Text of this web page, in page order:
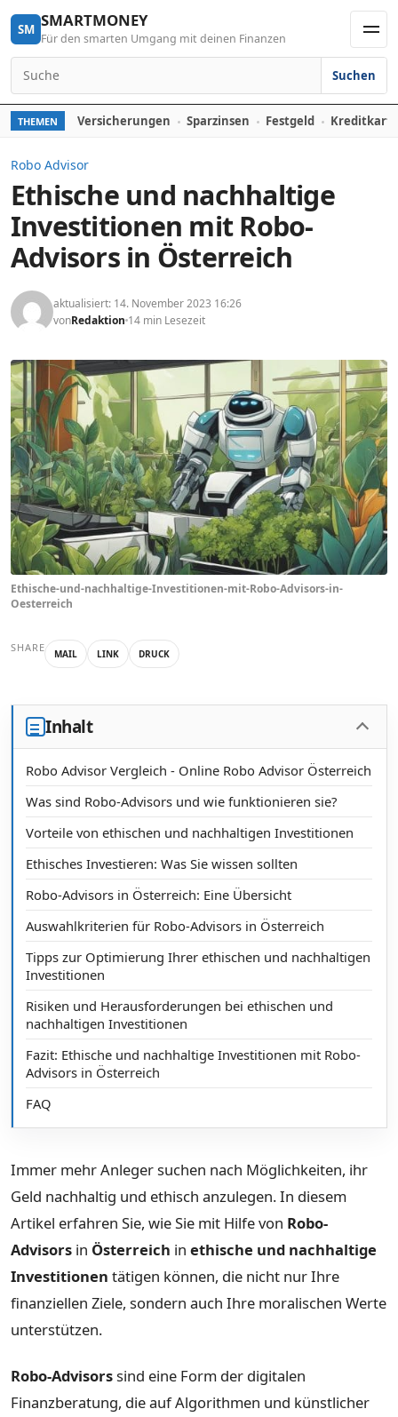
Skip to content
SM SMARTMONEY
Für den smarten Umgang mit deinen Finanzen
Search for:
Suchen
THEMEN Versicherungen Sparzinsen Festgeld
Robo Advisor
Ethische und nachhaltige
Investitionen mit Robo-
Advisors in Österreich
aktualisiert: 14. November 2023 16:26
vonRedaktion 14 min Lesezeit
Ethische-und-nachhaltige-Investitionen-mit-Robo-Advisors-in-
Oesterreich
SHARE MAIL LINK DRUCK
Inhalt
Robo Advisor Vergleich - Online Robo Advisor Österreich
Was sind Robo-Advisors und wie funktionieren sie?
Vorteile von ethischen und nachhaltigen Investitionen
Ethisches Investieren: Was Sie wissen sollten
Robo-Advisors in Österreich: Eine Übersicht
Auswahlkriterien für Robo-Advisors in Österreich
Tipps zur Optimierung Ihrer ethischen und nachhaltigen
Investitionen
Risiken und Herausforderungen bei ethischen und
nachhaltigen Investitionen
Fazit: Ethische und nachhaltige Investitionen mit Robo-
Advisors in Österreich
FAQ
Immer mehr Anleger suchen nach Möglichkeiten, ihr
Geld nachhaltig und ethisch anzulegen. In diesem
Artikel erfahren Sie, wie Sie mit Hilfe von Robo-
Advisors in Österreich in ethische und nachhaltige
Investitionen tätigen können, die nicht nur Ihre
finanziellen Ziele, sondern auch Ihre moralischen Werte
unterstützen.
Robo-Advisorssind eine Form der digitalen
Finanzberatung, die auf Algorithmen und künstlicher